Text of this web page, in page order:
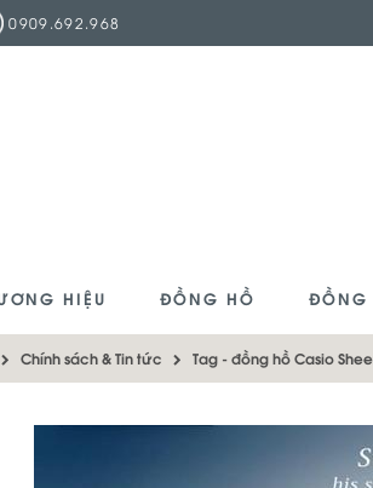
0909.692.968
HIỆU ĐỒNG HỒ ĐỒNG
Chính sách & Tin tức Tag - đồng hồ Casio